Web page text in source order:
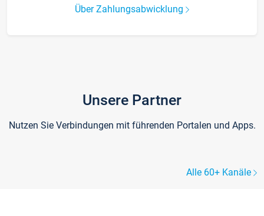
Über Zahlungsabwicklung
Unsere Partner
Nutzen Sie Verbindungen mit führenden Portalen und Apps.
Alle 60+ Kanäle